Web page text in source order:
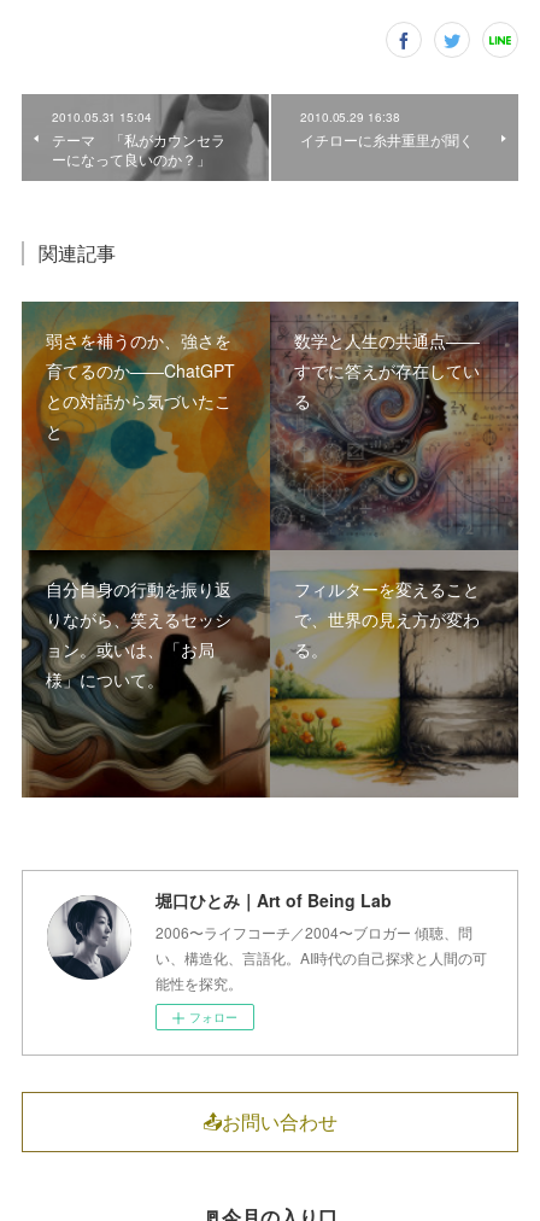
2010.05.31 15:04
テーマ 「私がカウンセラ
ーになって良いのか？」
2010.05.29 16:38
イチローに糸井重里が聞く
関連記事
弱さを補うのか、強さを
育てるのか――ChatGPT
との対話から気づいたこ
と
数学と人生の共通点――
すでに答えが存在してい
る
自分自身の行動を振り返
りながら、笑えるセッシ
ョン。或いは、「お局
様」について。
フィルターを変えること
で、世界の見え方が変わ
る。
堀口ひとみ｜Art of Being Lab
2006〜ライフコーチ／2004〜ブロガー 傾聴、問
い、構造化、言語化。AI時代の自己探求と人間の可
能性を探究。
フォロー
📤お問い合わせ